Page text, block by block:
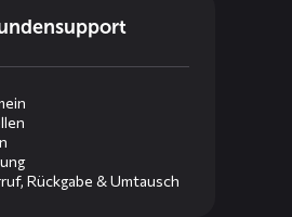
Rückgabe & Umtausch